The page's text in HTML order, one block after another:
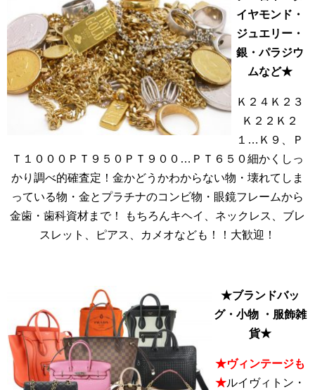
イヤモンド・
ジュエリー・
銀・パラジウ
ムなど★
Ｋ２４Ｋ２３
Ｋ２２Ｋ２
１…Ｋ９、Ｐ
Ｔ１０００ＰＴ９５０ＰＴ９００…ＰＴ６５０細かくしっ
かり調べ的確査定！金かどうかわからない物・壊れてしま
っている物・金とプラチナのコンビ物・眼鏡フレームから
金歯・歯科資材まで！ もちろんキヘイ、ネックレス、ブレ
スレット、ピアス、カメオなども！！大歓迎！
★ブランドバッ
グ・小物 ・服飾雑
貨★
★ヴィンテージも
★ルイヴィトン・